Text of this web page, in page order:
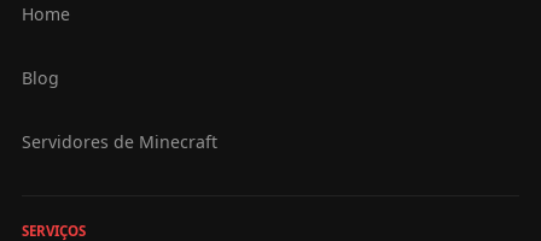
Home
Blog
Servidores de Minecraft
SERVIÇOS